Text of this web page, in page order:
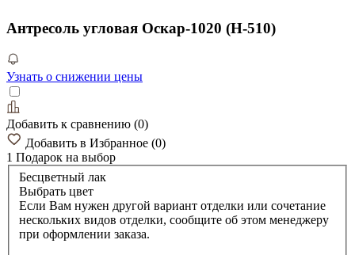
Антресоль угловая Оскар-1020 (Н-510)
Узнать о снижении цены
Добавить к сравнению (0)
Добавить в Избранное (0)
1 Подарок на выбор
Бесцветный лак
Выбрать цвет
Если Вам нужен другой вариант отделки или сочетание
нескольких видов отделки, сообщите об этом менеджеру
при оформлении заказа.